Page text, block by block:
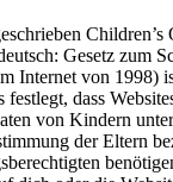
Gesetz zum
Internet von 1998)
dass
von Kindern
der Eltern